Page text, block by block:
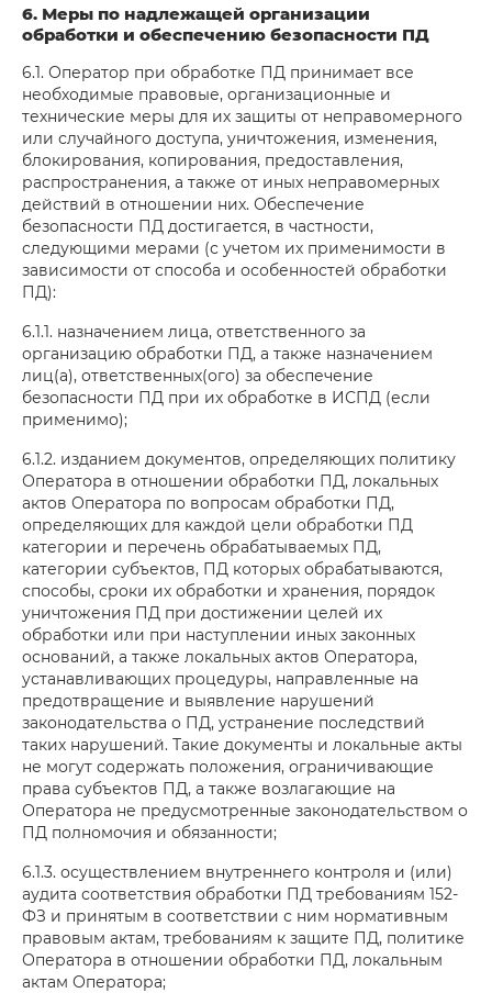
6. Меры по надлежащей организации
обработки и обеспечению безопасности ПД
6.1. Оператор при обработке ПД принимает все
необходимые правовые, организационные и
технические меры для их защиты от неправомерного
или случайного доступа, уничтожения, изменения,
блокирования, копирования, предоставления,
распространения, а также от иных неправомерных
действий в отношении них. Обеспечение
безопасности ПД достигается, в частности,
следующими мерами (с учетом их применимости в
зависимости от способа и особенностей обработки
ПД):
6.1.1. назначением лица, ответственного за
организацию обработки ПД, а также назначением
лиц(а), ответственных(ого) за обеспечение
безопасности ПД при их обработке в ИСПД (если
применимо);
6.1.2. изданием документов, определяющих политику
Оператора в отношении обработки ПД, локальных
актов Оператора по вопросам обработки ПД,
определяющих для каждой цели обработки ПД
категории и перечень обрабатываемых ПД,
категории субъектов, ПД которых обрабатываются,
способы, сроки их обработки и хранения, порядок
уничтожения ПД при достижении целей их
обработки или при наступлении иных законных
оснований, а также локальных актов Оператора,
устанавливающих процедуры, направленные на
предотвращение и выявление нарушений
законодательства о ПД, устранение последствий
таких нарушений. Такие документы и локальные акты
не могут содержать положения, ограничивающие
права субъектов ПД, а также возлагающие на
Оператора не предусмотренные законодательством о
ПД полномочия и обязанности;
6.1.3. осуществлением внутреннего контроля и (или)
аудита соответствия обработки ПД требованиям 152-
ФЗ и принятым в соответствии с ним нормативным
правовым актам, требованиям к защите ПД, политике
Оператора в отношении обработки ПД, локальным
актам Оператора;